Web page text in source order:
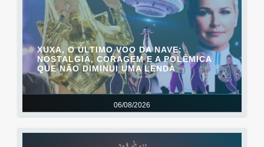
06/08/2026
XUXA, O ÚLTIMO VOO DA NAVE:
NOSTALGIA, CORAGEM E A POLÊMICA
QUE NÃO DIMINUI UMA LENDA